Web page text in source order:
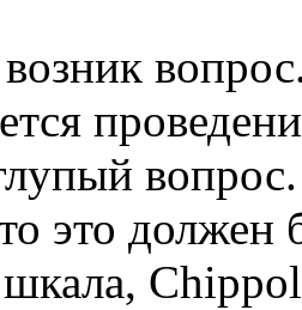
вопрос.
это должен